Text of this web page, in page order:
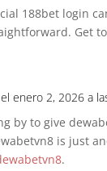
188bet login
Get
el enero 2, 2026 a
by to give
is just
.